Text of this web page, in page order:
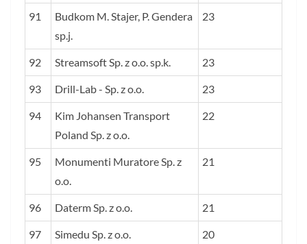
91
Budkom M. Stajer, P. Gendera
sp.j.
23
92 Streamsoft Sp. z o.o. sp.k. 23
93 Drill-Lab - Sp. z o.o. 23
94
Kim Johansen Transport
Poland Sp. z o.o.
22
95
Monumenti Muratore Sp. z
o.o.
21
96 Daterm Sp. z o.o. 21
97 Simedu Sp. z o.o. 20